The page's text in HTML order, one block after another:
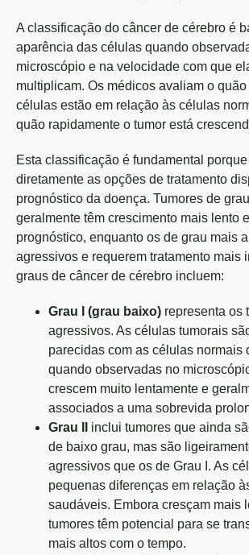
A classificação do câncer de cérebro é
aparência das células quando
microscópio e na velocidade com que
multiplicam. Os médicos avaliam o
células estão em relação às células
quão rapidamente o tumor está
Esta classificação é fundamental
diretamente as opções de tratamento
prognóstico da doença. Tumores de
geralmente têm crescimento mais lento
prognóstico, enquanto os de grau mais
agressivos e requerem tratamento mais
graus de câncer de cérebro incluem:
Grau I (grau baixo) representa os
agressivos. As células tumorais
parecidas com as células normais
quando observadas no
crescem muito lentamente e
associados a uma sobrevida
Grau II
inclui tumores que ainda
de baixo grau, mas são
agressivos que os de Grau I. As
pequenas diferenças em relação
saudáveis. Embora cresçam mais
tumores têm potencial para se
mais altos com o tempo.